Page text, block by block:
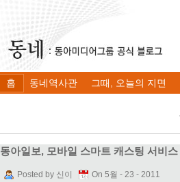
홈 동네역사관 그때, 오늘의 지면
동아일보, 모바일 스마트 캐스팅 서비스
Posted by 신이 On 5월 - 23 - 2011